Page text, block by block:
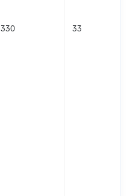
330 33